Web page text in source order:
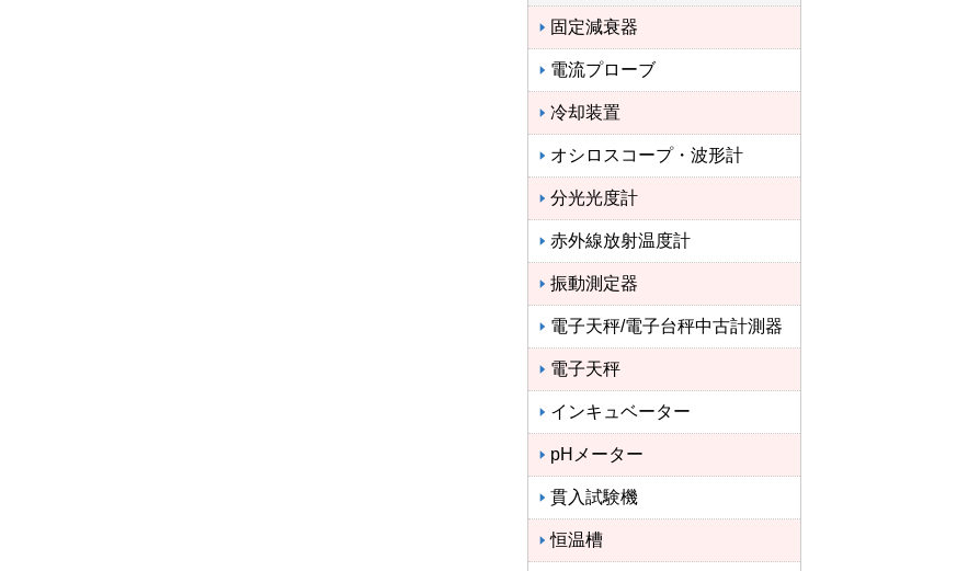
固定減衰器
電流プローブ
冷却装置
オシロスコープ・波形計
分光光度計
赤外線放射温度計
振動測定器
電子天秤/電子台秤中古計測器
電子天秤
インキュベーター
pHメーター
貫入試験機
恒温槽